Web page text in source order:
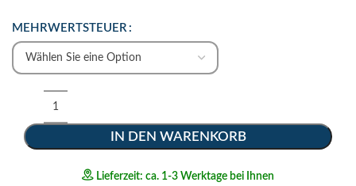
MEHRWERTSTEUER
IN DEN WARENKORB
Lieferzeit: ca. 1-3 Werktage bei Ihnen